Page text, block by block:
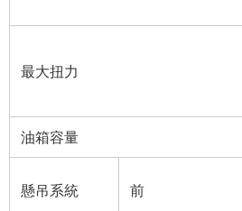
最大扭力
油箱容量
懸吊系統 前